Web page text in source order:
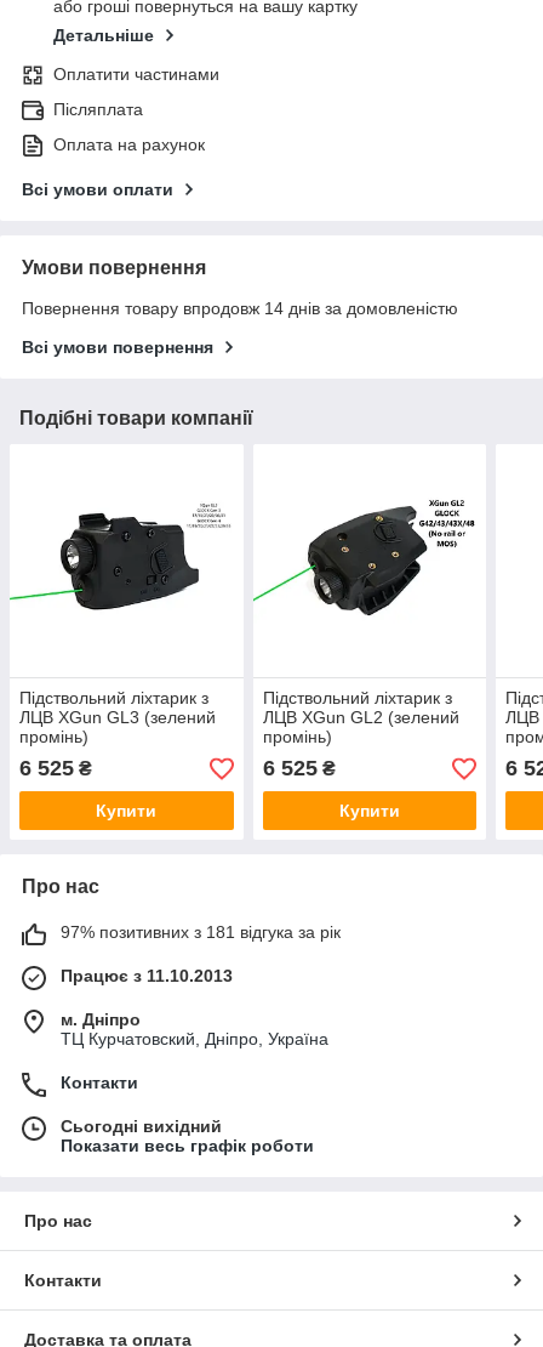
або гроші повернуться на вашу картку
Детальніше
Оплатити частинами
Післяплата
Оплата на рахунок
Всі умови оплати
Умови повернення
Повернення товару впродовж 14 днів за домовленістю
Всі умови повернення
Подібні товари компанії
Підствольний ліхтарик з
ЛЦВ XGun GL3 (зелений
промінь)
6 525 ₴
Купити
Підствольний ліхтарик з
ЛЦВ XGun GL2 (зелений
промінь)
6 525₴
Купити
ЛЦВ
6
Про нас
97% позитивних з 181 відгука за рік
Працює з 11.10.2013
м. Дніпро
ТЦ Курчатовский, Дніпро, Україна
Контакти
Сьогодні вихідний
Показати весь графік роботи
Про нас
Контакти
Доставка та оплата